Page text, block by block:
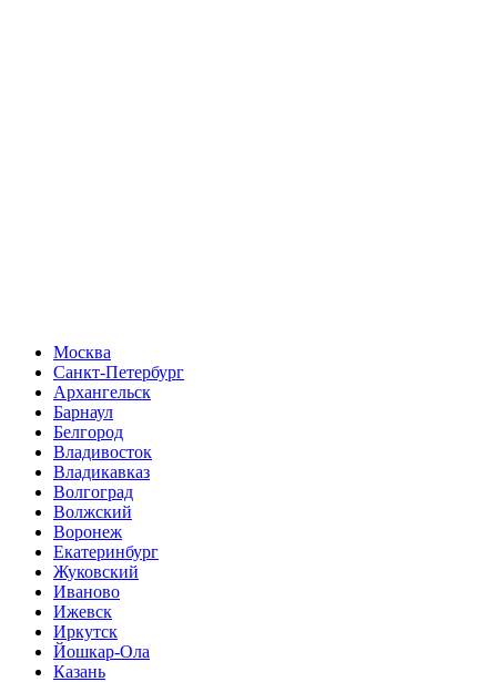
Москва
Санкт-Петербург
Архангельск
Барнаул
Белгород
Владивосток
Владикавказ
Волгоград
Волжский
Воронеж
Екатеринбург
Жуковский
Иваново
Ижевск
Иркутск
Йошкар-Ола
Казань